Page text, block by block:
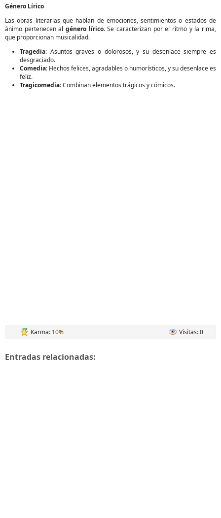
Género Lírico
Las obras literarias que hablan de emociones, sentimientos o estados de
ánimo pertenecen al género lírico. Se caracterizan por el ritmo y la rima,
que proporcionan musicalidad.
Tragedia: Asuntos graves o dolorosos, y su desenlace siempre es
desgraciado.
Comedia: Hechos felices, agradables o humorísticos, y su desenlace es
feliz.
Tragicomedia: Combinan elementos trágicos y cómicos.
Karma: 10% Visitas: 0
Entradas relacionadas: